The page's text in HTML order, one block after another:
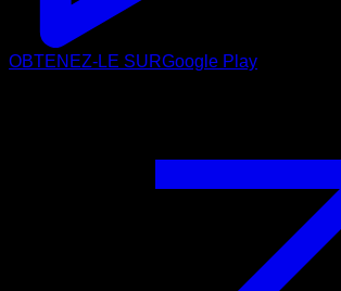
OBTENEZ-LE SURGoogle Play